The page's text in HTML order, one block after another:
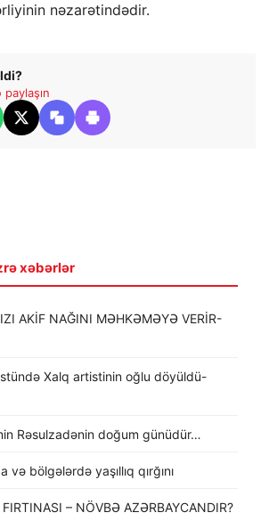
nəzarətindədir.
xəbərlər
AKİF NAĞINI MƏHKƏMƏYƏ VERİR-
üstündə Xalq artistinin oğlu döyüldü-
Rəsulzadənin doğum günüdür…
və bölgələrdə yaşıllıq qırğını
– NÖVBƏ AZƏRBAYCANDIR?